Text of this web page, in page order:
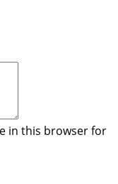
in this browser for